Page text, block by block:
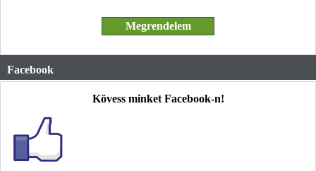
Facebook
Kövess minket Facebook-n!